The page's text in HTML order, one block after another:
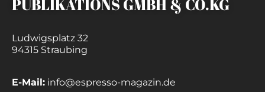
PUBLIKATIONS GMBH & CO.KG
Ludwigsplatz 32
94315 Straubing
E-Mail: info@espresso-magazin.de